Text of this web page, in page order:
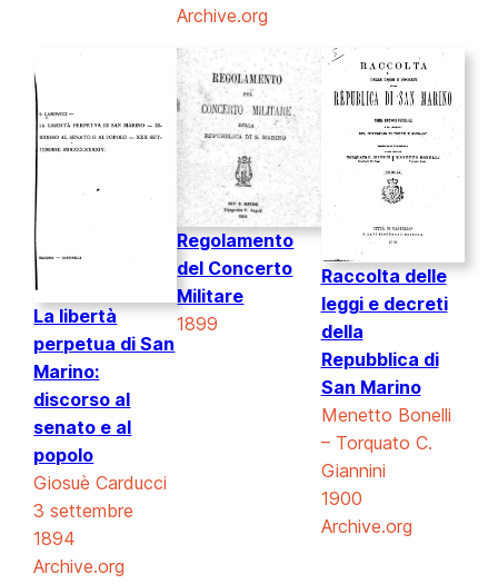
Archive.org
La libertà
perpetua di San
Marino:
discorso al
senato e al
popolo
Giosuè Carducci
3 settembre
1894
Archive.org
Regolamento
del Concerto
Militare
1899
Raccolta delle
leggi e decreti
della
Repubblica di
San Marino
Menetto Bonelli
– Torquato C.
Giannini
1900
Archive.org